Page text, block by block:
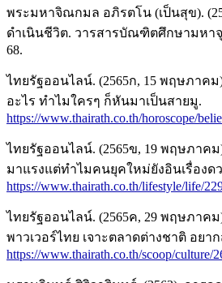
พระมหาจิณกมล อภิรตโน (เป็นสุข).
ดำเนินชีวิต. วารสารบัณฑิตศึกษามหา
68.
ไทยรัฐออนไลน์. (2565ก, 15 พฤษภาคม
อะไร ทำไมใครๆ ก็หันมาเป็นสายมู.
https://www.thairath.co.th/horoscope/
ไทยรัฐออนไลน์. (2565ข, 19 พฤษภาค
มาแรงแต่ทำไมคนยุคใหม่ยังอินเรื่องด
https://www.thairath.co.th/lifestyle/life/
ไทยรัฐออนไลน์. (2565ค, 29 พฤษภาค
พาวเวอร์ไทย เจาะตลาดต่างชาติ อยา
https://www.thairath.co.th/scoop/culture/